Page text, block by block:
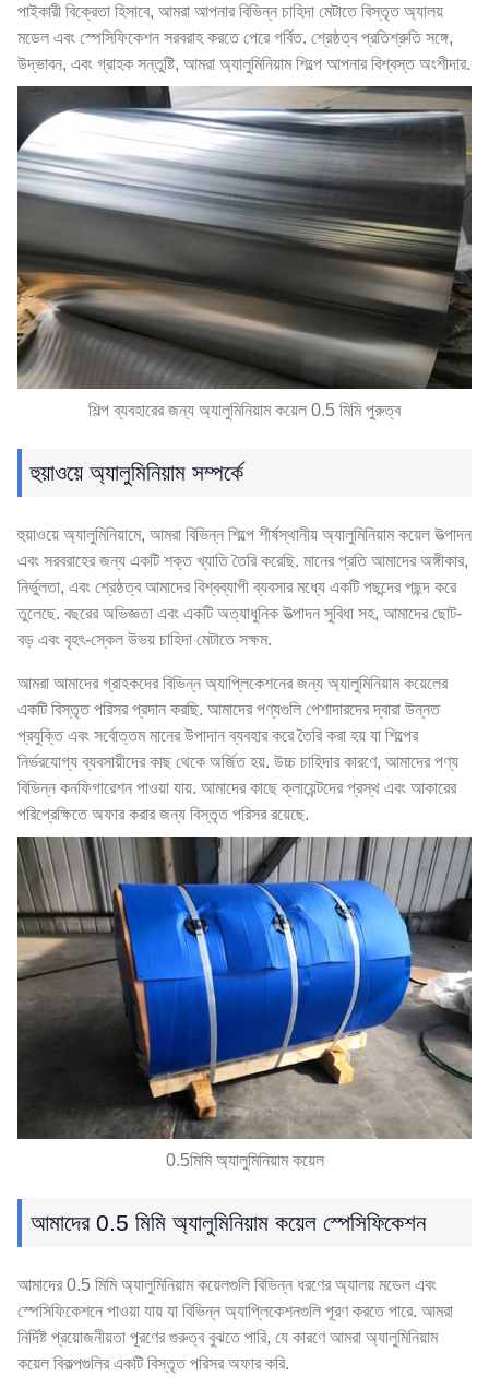
পাইকারী বিক্রেতা হিসাবে, আমরা আপনার বিভিন্ন চাহিদা মেটাতে বিস্তৃত অ্যালয়
মডেল এবং স্পেসিফিকেশন সরবরাহ করতে পেরে গর্বিত. শ্রেষ্ঠত্ব প্রতিশ্রুতি সঙ্গে,
উদ্ভাবন, এবং গ্রাহক সন্তুষ্টি, আমরা অ্যালুমিনিয়াম শিল্পে আপনার বিশ্বস্ত অংশীদার.
শিল্প ব্যবহারের জন্য অ্যালুমিনিয়াম কয়েল 0.5 মিমি পুরুত্ব
হুয়াওয়ে অ্যালুমিনিয়াম সম্পর্কে
হুয়াওয়ে অ্যালুমিনিয়ামে, আমরা বিভিন্ন শিল্পে শীর্ষস্থানীয় অ্যালুমিনিয়াম কয়েল উত্পাদন
এবং সরবরাহের জন্য একটি শক্ত খ্যাতি তৈরি করেছি. মানের প্রতি আমাদের অঙ্গীকার,
নির্ভুলতা, এবং শ্রেষ্ঠত্ব আমাদের বিশ্বব্যাপী ব্যবসার মধ্যে একটি পছন্দের পছন্দ করে
তুলেছে. বছরের অভিজ্ঞতা এবং একটি অত্যাধুনিক উত্পাদন সুবিধা সহ, আমাদের ছোট-
বড় এবং বৃহৎ-স্কেল উভয় চাহিদা মেটাতে সক্ষম.
আমরা আমাদের গ্রাহকদের বিভিন্ন অ্যাপ্লিকেশনের জন্য অ্যালুমিনিয়াম কয়েলের
একটি বিস্তৃত পরিসর প্রদান করছি. আমাদের পণ্যগুলি পেশাদারদের দ্বারা উন্নত
প্রযুক্তি এবং সর্বোত্তম মানের উপাদান ব্যবহার করে তৈরি করা হয় যা শিল্পের
নির্ভরযোগ্য ব্যবসায়ীদের কাছ থেকে অর্জিত হয়. উচ্চ চাহিদার কারণে, আমাদের পণ্য
বিভিন্ন কনফিগারেশন পাওয়া যায়. আমাদের কাছে ক্লায়েন্টদের প্রস্থ এবং আকারের
পরিপ্রেক্ষিতে অফার করার জন্য বিস্তৃত পরিসর রয়েছে.
0.5মিমি অ্যালুমিনিয়াম কয়েল
আমাদের 0.5 মিমি অ্যালুমিনিয়াম কয়েল স্পেসিফিকেশন
আমাদের 0.5 মিমি অ্যালুমিনিয়াম কয়েলগুলি বিভিন্ন ধরণের অ্যালয় মডেল এবং
স্পেসিফিকেশনে পাওয়া যায় যা বিভিন্ন অ্যাপ্লিকেশনগুলি পূরণ করতে পারে. আমরা
নির্দিষ্ট প্রয়োজনীয়তা পূরণের গুরুত্ব বুঝতে পারি, যে কারণে আমরা অ্যালুমিনিয়াম
কয়েল বিকল্পগুলির একটি বিস্তৃত পরিসর অফার করি.